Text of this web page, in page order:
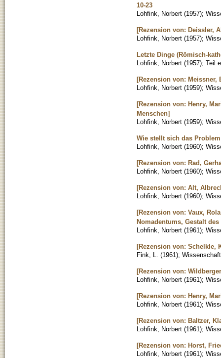
10-23
Lohfink, Norbert (1957);
[Rezension von: Deissler,
Lohfink, Norbert (1957);
Letzte Dinge (Römisch-
Lohfink, Norbert (1957); Teil
[Rezension von: Meissner,
Lohfink, Norbert (1959);
[Rezension von: Henry,
Menschen]
Lohfink, Norbert (1959);
Wie stellt sich das
Lohfink, Norbert (1960);
[Rezension von: Rad,
Lohfink, Norbert (1960);
[Rezension von: Alt,
Lohfink, Norbert (1960);
[Rezension von: Vaux,
Nomadentums, Gestalt
Lohfink, Norbert (1961 );
[Rezension von: Schelkle,
Fink, L.
(1961 );
[Rezension von:
Lohfink, Norbert (1961 );
[Rezension von: Henry,
Lohfink, Norbert (1961 );
[Rezension von: Baltzer,
Lohfink, Norbert (1961 );
[Rezension von: Horst,
Lohfink, Norbert (1961 );